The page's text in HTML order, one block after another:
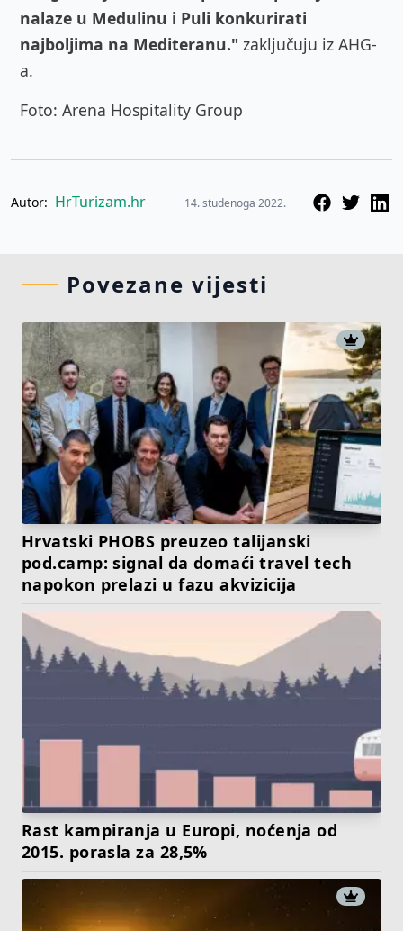
nalaze u Medulinu i Puli konkurirati
najboljima na Mediteranu." zaključuju iz AHG-
a.
Foto: Arena Hospitality Group
Autor: HrTurizam.hr 14. studenoga 2022.
Povezane vijesti
Hrvatski PHOBS preuzeo talijanski
pod.camp: signal da domaći travel tech
napokon prelazi u fazu akvizicija
Rast kampiranja u Europi, noćenja od
2015. porasla za 28,5%